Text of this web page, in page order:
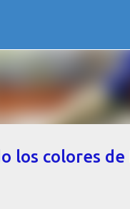
los colores